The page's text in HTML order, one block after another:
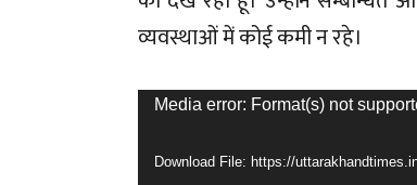
व्यवस्थाओं में कोई कमी न रहे।
Video
Media error: Format(s) not
Download File: https://